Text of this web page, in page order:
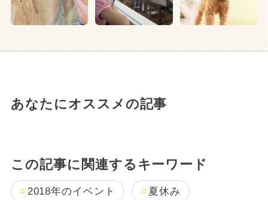
あなたにオススメの記事
この記事に関連するキーワード
2018年のイベント 夏休み